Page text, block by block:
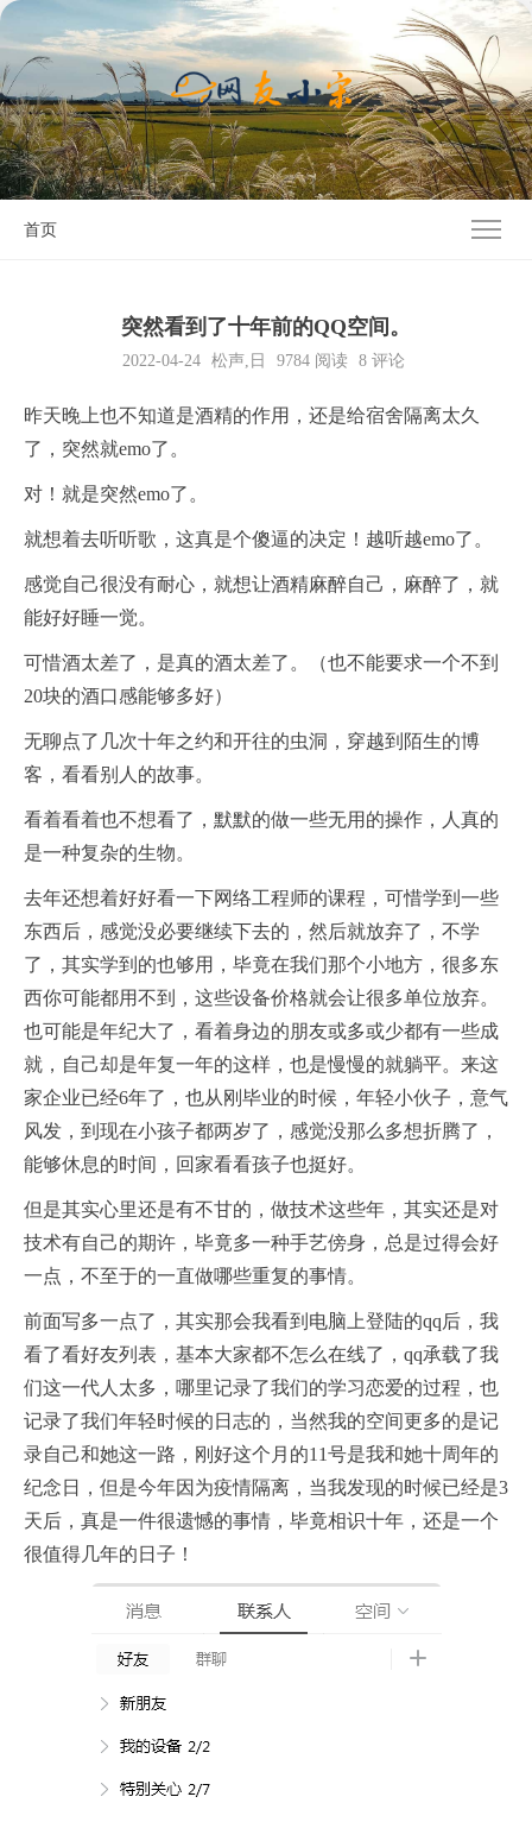
首页
突然看到了十年前的QQ空间。
2022-04-24 松声, 日 9784阅读 8 评论
昨天晚上也不知道是酒精的作用，还是给宿舍隔离太久
了，突然就emo了。
对！就是突然emo了。
就想着去听听歌，这真是个傻逼的决定！越听越emo了。
感觉自己很没有耐心，就想让酒精麻醉自己，麻醉了，就
能好好睡一觉。
可惜酒太差了，是真的酒太差了。（也不能要求一个不到
20块的酒口感能够多好）
无聊点了几次十年之约和开往的虫洞，穿越到陌生的博
客，看看别人的故事。
看着看着也不想看了，默默的做一些无用的操作，人真的
是一种复杂的生物。
去年还想着好好看一下网络工程师的课程，可惜学到一些
东西后，感觉没必要继续下去的，然后就放弃了，不学
了，其实学到的也够用，毕竟在我们那个小地方，很多东
西你可能都用不到，这些设备价格就会让很多单位放弃。
也可能是年纪大了，看着身边的朋友或多或少都有一些成
就，自己却是年复一年的这样，也是慢慢的就躺平。来这
家企业已经6年了，也从刚毕业的时候，年轻小伙子，意气
风发，到现在小孩子都两岁了，感觉没那么多想折腾了，
能够休息的时间，回家看看孩子也挺好。
但是其实心里还是有不甘的，做技术这些年，其实还是对
技术有自己的期许，毕竟多一种手艺傍身，总是过得会好
一点，不至于的一直做哪些重复的事情。
前面写多一点了，其实那会我看到电脑上登陆的qq后，我
看了看好友列表，基本大家都不怎么在线了，qq承载了我
们这一代人太多，哪里记录了我们的学习恋爱的过程，也
记录了我们年轻时候的日志的，当然我的空间更多的是记
录自己和她这一路，刚好这个月的11号是我和她十周年的
纪念日，但是今年因为疫情隔离，当我发现的时候已经是3
天后，真是一件很遗憾的事情，毕竟相识十年，还是一个
很值得几年的日子！